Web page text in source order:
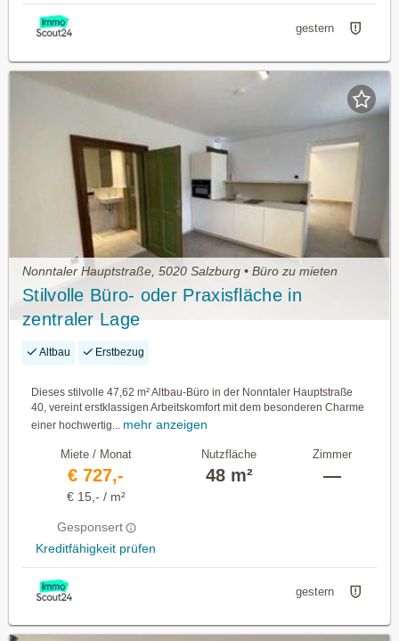
gestern
Nonntaler Hauptstraße, 5020 Salzburg • Büro zu mieten
Stilvolle Büro- oder Praxisfläche in
zentraler Lage
Altbau Erstbezug
Dieses stilvolle 47,62 m² Altbau-Büro in der Nonntaler Hauptstraße
40, vereint erstklassigen Arbeitskomfort mit dem besonderen Charme
einer hochwertig... mehr anzeigen
Miete / Monat
€ 727,-
€ 15,- / m²
Gesponsert
Kreditfähigkeit prüfen
Nutzfläche
48 m²
Zimmer
—
gestern